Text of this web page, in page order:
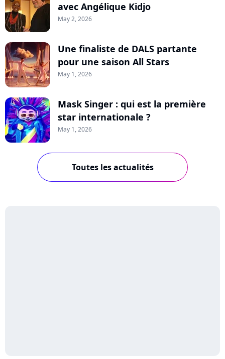
avec Angélique Kidjo
May 2, 2026
Une finaliste de DALS partante
pour une saison All Stars
May 1, 2026
Mask Singer : qui est la première
star internationale ?
May 1, 2026
Toutes les actualités